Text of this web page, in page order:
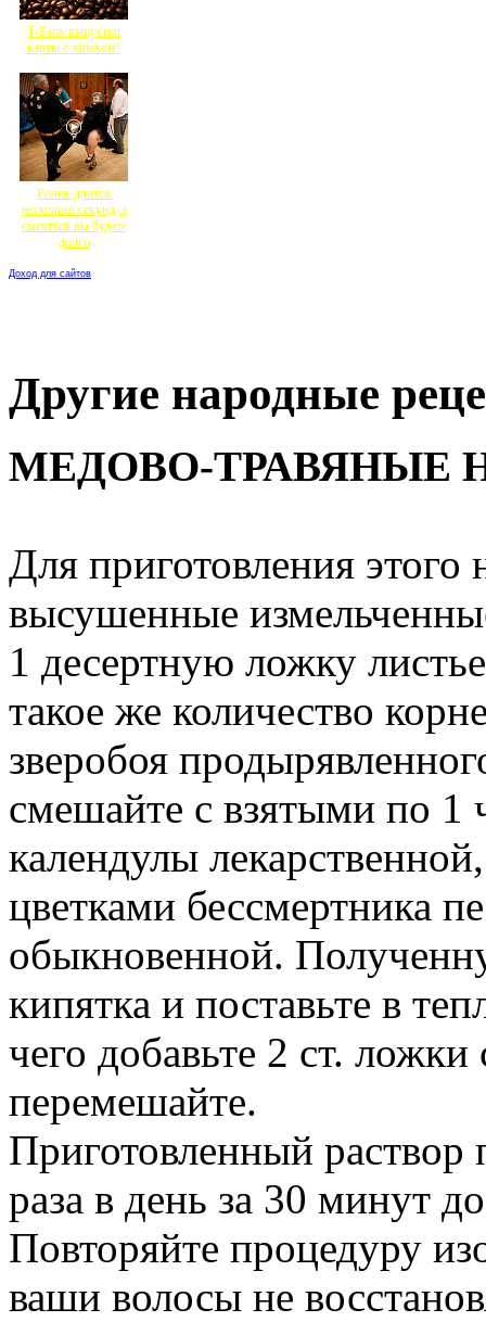
Т-Банк выпустил
карты с запахом!
Ролик длится
несколько секунд, а
смеяться вы будете
долго
Доход для сайтов
Другие народные
МЕДОВО-ТРАВЯНЫЕ
Для приготовления этого
высушенные
1 десертную ложку
такое же количество
зверобоя
смешайте с взятыми по 1
календулы
цветками бессмертника
обыкновенной.
кипятка и поставьте в
чего добавьте 2 ст.
перемешайте.
Приготовленный раствор
раза в день за 30 минут
Повторяйте процедуру
ваши волосы не